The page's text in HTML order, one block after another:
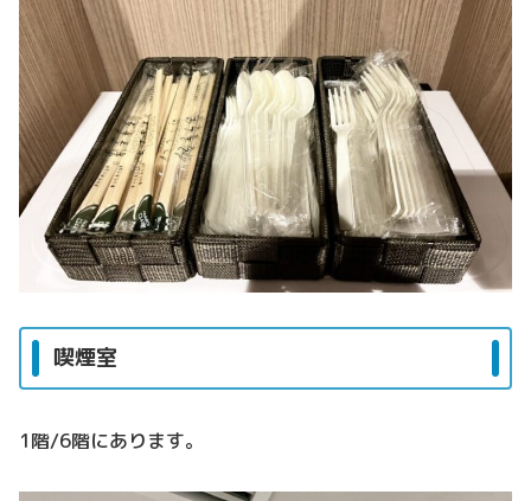
喫煙室
1階/6階にあります。